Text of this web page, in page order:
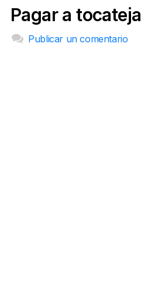
Pagar a tocateja
Publicar un comentario